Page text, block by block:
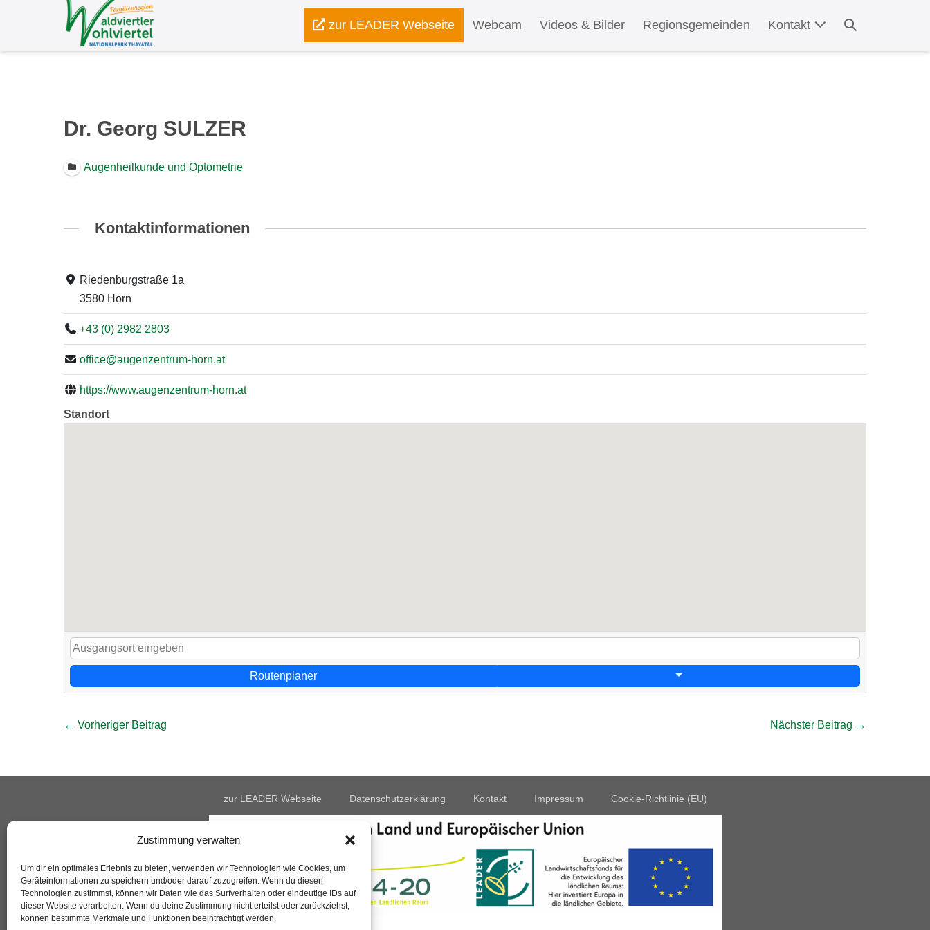
Zustimmung verwalten
Um dir ein optimales Erlebnis zu bieten, verwenden wir Technologien wie Cookies, um
Geräteinformationen zu speichern und/oder darauf zuzugreifen. Wenn du diesen
Technologien zustimmst, können wir Daten wie das Surfverhalten oder eindeutige IDs auf
dieser Website verarbeiten. Wenn du deine Zustimmung nicht erteilst oder zurückziehst,
können bestimmte Merkmale und Funktionen beeinträchtigt werden.
zur LEADER Webseite Webcam Videos & Bilder Regionsgemeinden Kontakt
Suche-
Dr. Georg SULZER
Augenheilkunde und Optometrie
Kontaktinformationen
Riedenburgstraße 1a
3580 Horn
+43 (0) 2982 2803
office@augenzentrum-horn.at
https://www.augenzentrum-horn.at
Standort
Routenplaner
Beitragsnavigation
← Vorheriger Beitrag Nächster Beitrag →
zur LEADER Webseite Datenschutzerklärung Kontakt Impressum Cookie-Richtlinie (EU)